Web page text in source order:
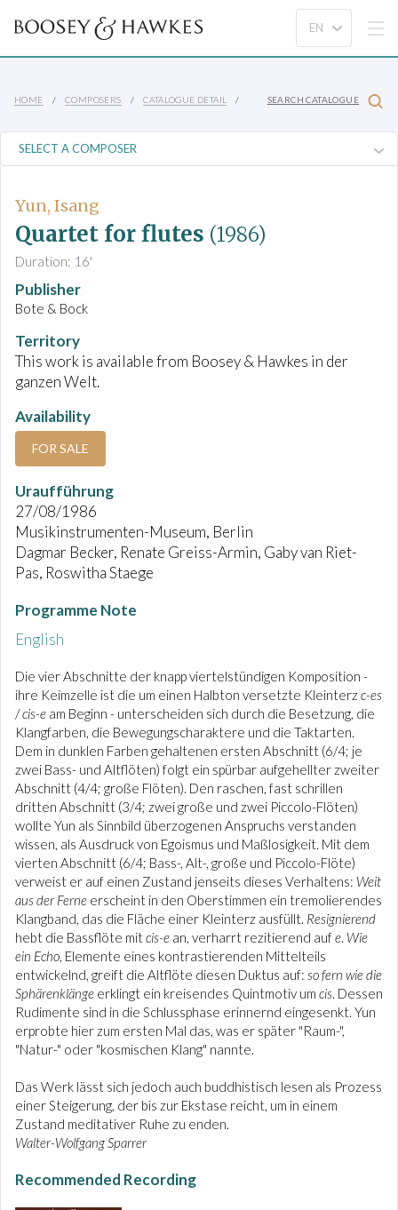
HOME COMPOSERS CATALOGUE DETAIL SEARCH CATALOGUE
Yun, Isang
Quartet for flutes (1986)
Duration: 16'
Publisher
Bote & Bock
Territory
This work is available from Boosey & Hawkes in der
ganzen Welt.
Availability
FOR SALE
Uraufführung
27/08/1986
Musikinstrumenten-Museum, Berlin
Dagmar Becker, Renate Greiss-Armin, Gaby van Riet-
Pas, Roswitha Staege
Programme Note
English
Die vier Abschnitte der knapp viertelstündigen Komposition -
ihre Keimzelle ist die um einen Halbton versetzte Kleinterzc-es
/cis-e am Beginn - unterscheiden sich durch die Besetzung, die
Klangfarben, die Bewegungscharaktere und die Taktarten.
Dem in dunklen Farben gehaltenen ersten Abschnitt (6/4; je
zwei Bass- und Altflöten) folgt ein spürbar aufgehellter zweiter
Abschnitt (4/4; große Flöten). Den raschen, fast schrillen
dritten Abschnitt (3/4; zwei große und zwei Piccolo-Flöten)
wollte Yun als Sinnbild überzogenen Anspruchs verstanden
wissen, als Ausdruck von Egoismus und Maßlosigkeit. Mit dem
vierten Abschnitt (6/4; Bass-, Alt-, große und Piccolo-Flöte)
verweist er auf einen Zustand jenseits dieses Verhaltens: Weit
aus der Ferne erscheint in den Oberstimmen ein tremolierendes
Klangband, das die Fläche einer Kleinterz ausfüllt. Resignierend
hebt die Bassflöte mitcis-e an, verharrt rezitierend aufe. Wie
ein Echo, Elemente eines kontrastierenden Mittelteils
entwickelnd, greift die Altflöte diesen Duktus auf: so fern wie die
Sphärenklänge erklingt ein kreisendes Quintmotiv um cis. Dessen
Rudimente sind in die Schlussphase erinnernd eingesenkt. Yun
erprobte hier zum ersten Mal das, was er später "Raum-",
"Natur-" oder "kosmischen Klang" nannte.
Das Werk lässt sich jedoch auch buddhistisch lesen als Prozess
einer Steigerung, der bis zur Ekstase reicht, um in einem
Zustand meditativer Ruhe zu enden.
Walter-Wolfgang Sparrer
Recommended Recording